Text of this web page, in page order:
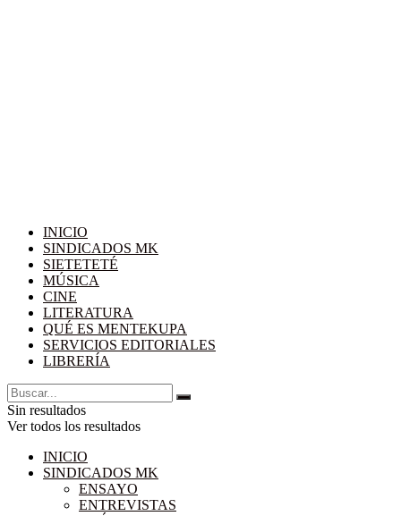
INICIO
SINDICADOS MK
SIETETETÉ
MÚSICA
CINE
LITERATURA
QUÉ ES MENTEKUPA
SERVICIOS EDITORIALES
LIBRERÍA
Sin resultados
Ver todos los resultados
INICIO
SINDICADOS MK
ENSAYO
ENTREVISTAS